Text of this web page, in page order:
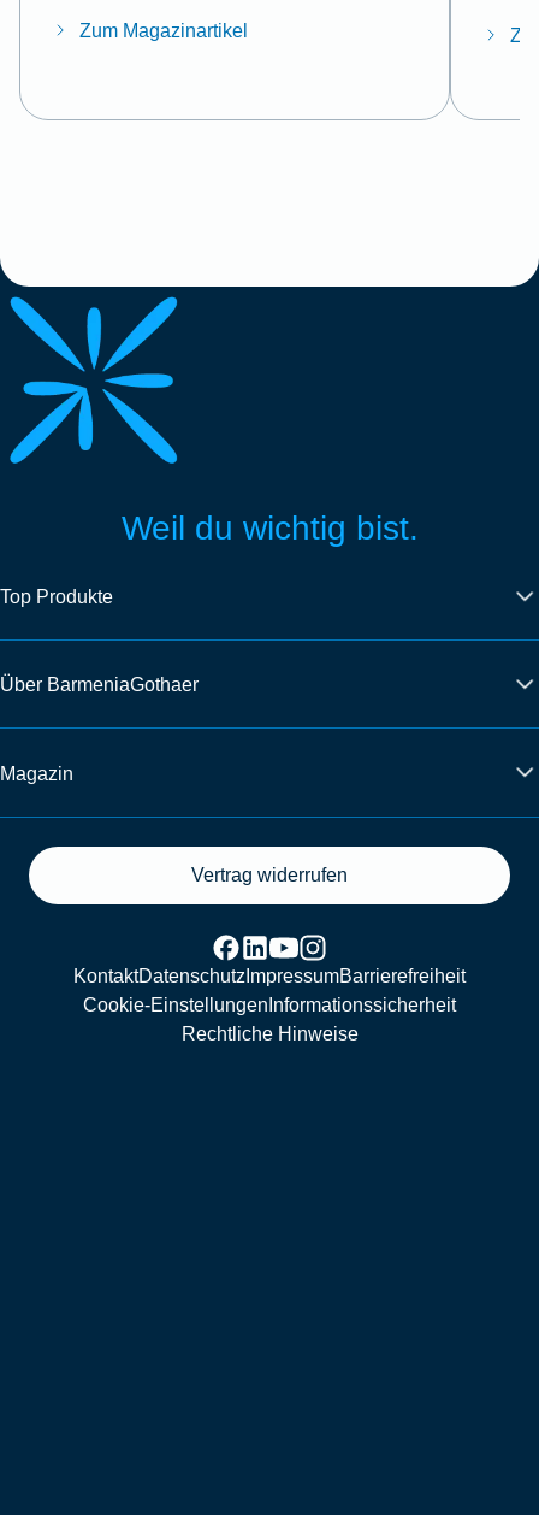
Zum Magazinartikel
Weil du wichtig bist.
Top Produkte
Über BarmeniaGothaer
Magazin
Vertrag widerrufen
KontaktDatenschutz ImpressumBarrierefreiheit
Cookie-Einstellungen Informationssicherheit
Rechtliche Hinweise